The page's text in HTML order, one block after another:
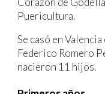
Puericultura.
Se casó en
Federico Romero
nacieron 11 hijos.